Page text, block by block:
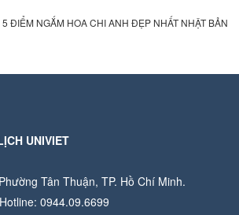
5 ĐIỂM NGẮM HOA CHI ANH ĐẸP NHẤT NHẬT BẢN
UNIVIET
Tân Thuận, TP. Hồ Chí Minh.
0944.09.6699